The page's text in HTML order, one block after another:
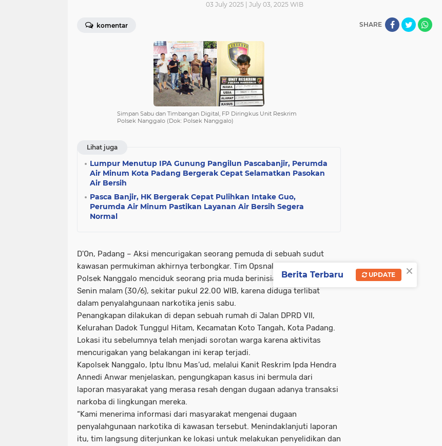
03 July 2025 | July 03, 2025 WIB
komentar SHARE
Simpan Sabu dan Timbangan Digital, FP Diringkus Unit Reskrim
Polsek Nanggalo (Dok: Polsek Nanggalo)
Lihat juga
Lumpur Menutup IPA Gunung Pangilun Pascabanjir, Perumda
Air Minum Kota Padang Bergerak Cepat Selamatkan Pasokan
Air Bersih
Pasca Banjir, HK Bergerak Cepat Pulihkan Intake Guo,
Perumda Air Minum Pastikan Layanan Air Bersih Segera
Normal
D'On, Padang – Aksi mencurigakan seorang pemuda di sebuah sudut
kawasan permukiman akhirnya terbongkar. Tim Opsnal Unit Reskrim
Polsek Nanggalo menciduk seorang pria muda berinisial FP (24) pada
Senin malam (30/6), sekitar pukul 22.00 WIB, karena diduga terlibat
dalam penyalahgunaan narkotika jenis sabu.
Penangkapan dilakukan di depan sebuah rumah di Jalan DPRD VII,
Kelurahan Dadok Tunggul Hitam, Kecamatan Koto Tangah, Kota Padang.
Lokasi itu sebelumnya telah menjadi sorotan warga karena aktivitas
mencurigakan yang belakangan ini kerap terjadi.
Kapolsek Nanggalo, Iptu Ibnu Mas’ud, melalui Kanit Reskrim Ipda Hendra
Annedi Anwar menjelaskan, pengungkapan kasus ini bermula dari
laporan masyarakat yang merasa resah dengan dugaan adanya transaksi
narkoba di lingkungan mereka.
“Kami menerima informasi dari masyarakat mengenai dugaan
penyalahgunaan narkotika di kawasan tersebut. Menindaklanjuti laporan
itu, tim langsung diterjunkan ke lokasi untuk melakukan penyelidikan dan
×
Berita Terbaru UPDATE